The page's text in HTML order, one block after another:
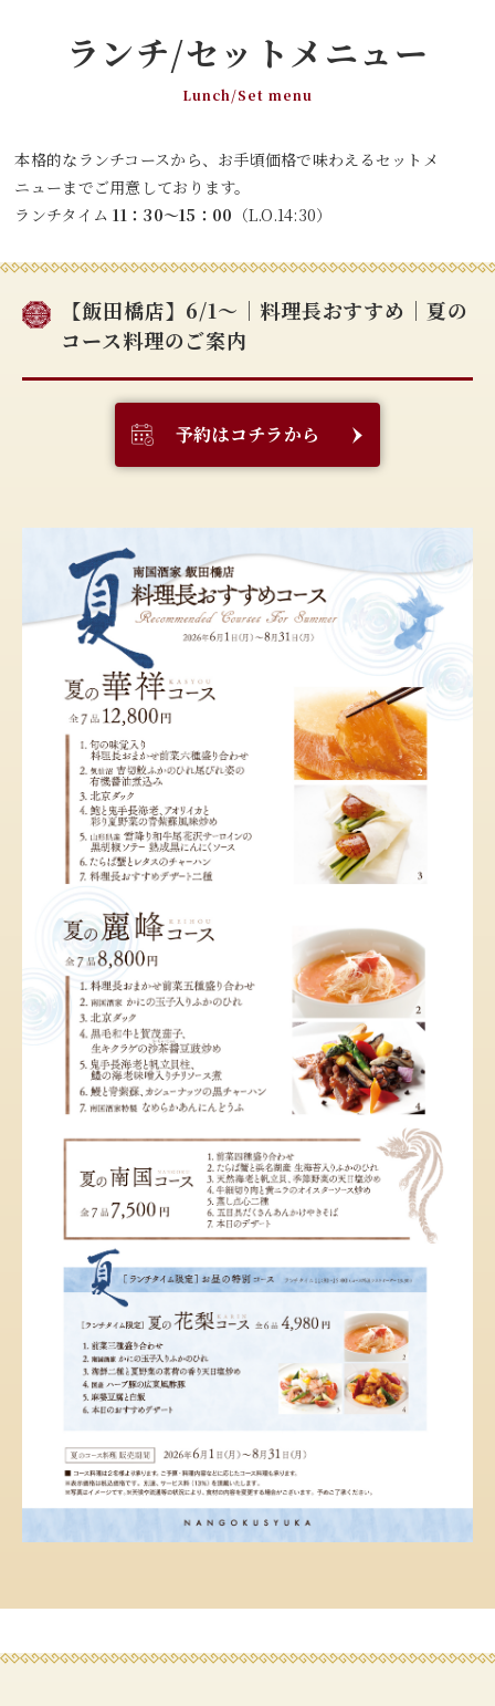
ランチ/セットメニュー
Lunch/Set menu
本格的なランチコースから、お手頃価格で味わえるセットメ
ニューまでご用意しております。
ランチタイム11：30～15：00 （L.O.14:30）
【飯田橋店】6/1～｜料理長おすすめ｜夏の
コース料理のご案内
予約はコチラから